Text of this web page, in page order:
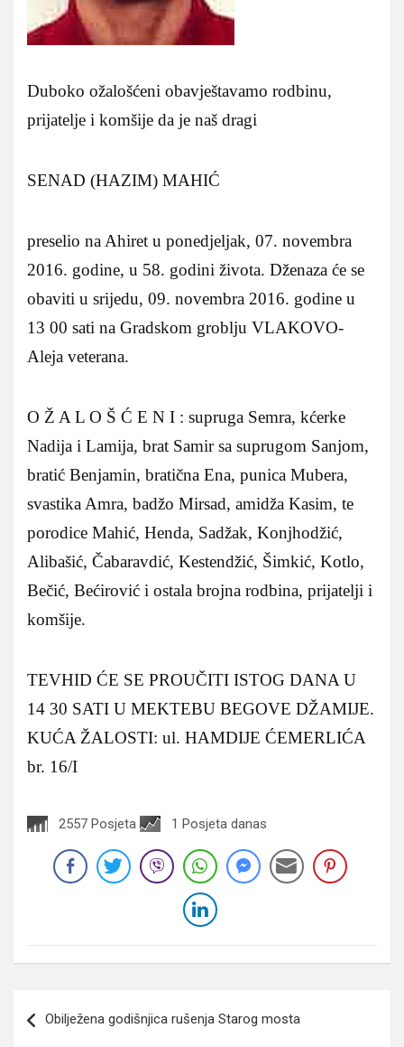
Duboko ožalošćeni obavještavamo rodbinu,
prijatelje i komšije da je naš dragi
SENAD (HAZIM) MAHIĆ
preselio na Ahiret u ponedjeljak, 07. novembra
2016. godine, u 58. godini života. Dženaza će se
obaviti u srijedu, 09. novembra 2016. godine u
13 00 sati na Gradskom groblju VLAKOVO-
Aleja veterana.
O Ž A L O Š Ć E N I : supruga Semra, kćerke
Nadija i Lamija, brat Samir sa suprugom Sanjom,
bratić Benjamin, bratična Ena, punica Mubera,
svastika Amra, badžo Mirsad, amidža Kasim, te
porodice Mahić, Henda, Sadžak, Konjhodžić,
Alibašić, Čabaravdić, Kestendžić, Šimkić, Kotlo,
Bečić, Bećirović i ostala brojna rodbina, prijatelji i
komšije.
TEVHID ĆE SE PROUČITI ISTOG DANA U
14 30 SATI U MEKTEBU BEGOVE DŽAMIJE.
KUĆA ŽALOSTI: ul. HAMDIJE ĆEMERLIĆA
br. 16/I
2557 Posjeta 1 Posjeta danas
članaka
Obilježena godišnjica rušenja Starog mosta